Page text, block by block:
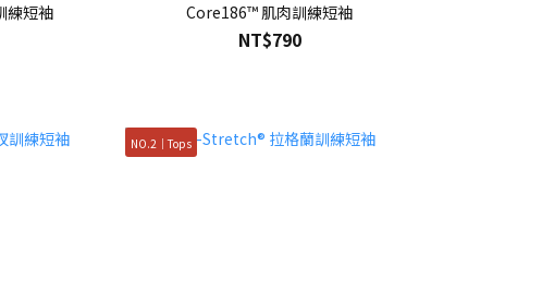
練短袖 Core186™ 肌肉訓練短袖
NT$790
NO.2｜Tops